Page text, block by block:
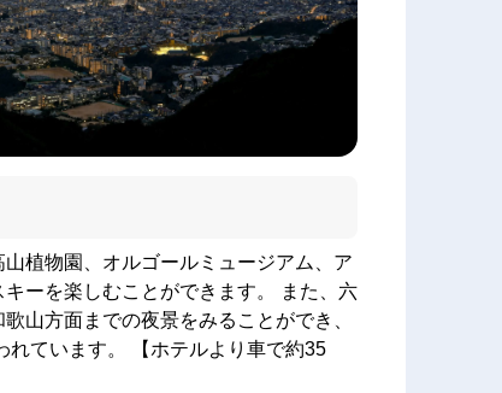
植物園、オルゴールミュージアム、ア
ーを楽しむことができます。 また、六
山方面までの夜景をみることができ、
れています。 【ホテルより車で約35